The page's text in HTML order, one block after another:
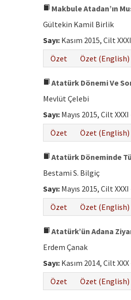
Makbule Atadan’ın
Gültekin Kamil Birlik
Sayı: Kasım 2015, Cilt
Özet
Özet (English)
Atatürk Dönemi Ve
Mevlüt Çelebi
Sayı: Mayıs 2015, Cilt XXXI
Özet
Özet (English)
Atatürk Döneminde
Bestami S. Bilgiç
Sayı: Mayıs 2015, Cilt XXXI
Özet
Özet (English)
Atatürk’ün Adana
Erdem Çanak
Sayı: Kasım 2014, Cilt XXX
Özet
Özet (English)